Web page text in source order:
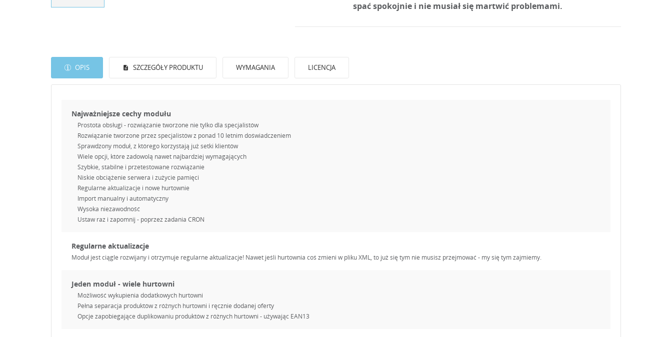
spać spokojnie i nie musiał się martwić problemami.
OPIS SZCZEGÓŁY PRODUKTU WYMAGANIA LICENCJA
Najważniejsze cechy modułu
Prostota obsługi - rozwiązanie tworzone nie tylko dla specjalistów
Rozwiązanie tworzone przez specjalistów z ponad 10 letnim doświadczeniem
Sprawdzony moduł, z którego korzystają już setki klientów
Wiele opcji, które zadowolą nawet najbardziej wymagających
Szybkie, stabilne i przetestowane rozwiązanie
Niskie obciążenie serwera i zużycie pamięci
Regularne aktualizacje i nowe hurtownie
Import manualny i automatyczny
Wysoka niezawodność
Ustaw raz i zapomnij - poprzez zadania CRON
Regularne aktualizacje
Moduł jest ciągle rozwijany i otrzymuje regularne aktualizacje! Nawet jeśli hurtownia coś zmieni w pliku XML, to już się tym nie musisz przejmować - my się tym zajmiemy.
Jeden moduł - wiele hurtowni
Możliwość wykupienia dodatkowych hurtowni
Pełna separacja produktów z różnych hurtowni i ręcznie dodanej oferty
Opcje zapobiegające duplikowaniu produktów z różnych hurtowni - używając EAN13